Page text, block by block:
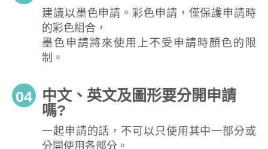
建議以墨色申請。彩色申請，僅保護申請時
的彩色組合，
墨色申請將來使用上不受申請時顏色的限
制。
04
中文、英文及圖形要分開申請
嗎?
一起申請的話，不可以只使用其中一部分或
分開使用各部分。